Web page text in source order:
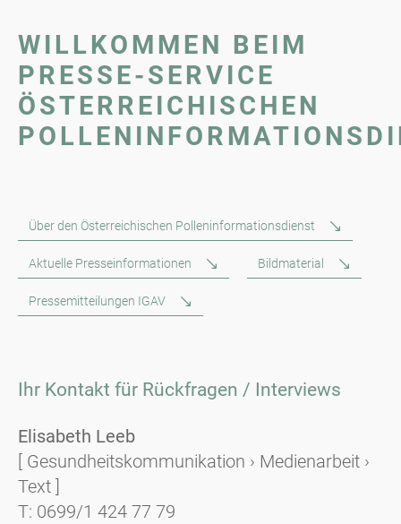
WILLKOMMEN BEIM
PRESSE-SERVICE
ÖSTERREICHISCHEN
Über den Österreichischen Polleninformationsdienst
Aktuelle Presseinformationen Bildmaterial
Pressemitteilungen IGAV
Ihr Kontakt für Rückfragen / Interviews
Elisabeth Leeb
[ Gesundheitskommunikation › Medienarbeit ›
Text ]
T: 0699/1 424 77 79